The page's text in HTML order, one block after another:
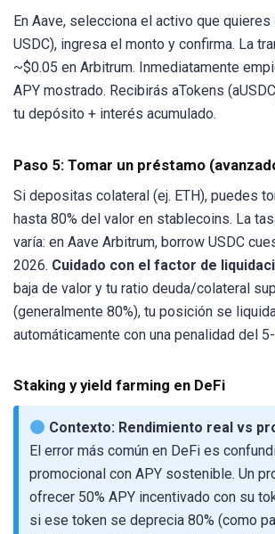
En Aave, selecciona el activo que quieres
USDC), ingresa el monto y confirma. La
~$0.05 en Arbitrum. Inmediatamente
APY mostrado. Recibirás aTokens
tu depósito + interés acumulado.
Paso 5: Tomar un préstamo
Si depositas colateral (ej. ETH), puedes
hasta 80% del valor en stablecoins. La
varía: en Aave Arbitrum, borrow USDC
2026. Cuidado con el factor de
baja de valor y tu ratio deuda/colateral
(generalmente 80%), tu posición se
automáticamente con una penalidad del
Staking y yield farming en DeFi
Contexto: Rendimiento real vs
El error más común en DeFi es
promocional con APY sostenible. Un
ofrecer 50% APY incentivado con su
si ese token se deprecia 80% (como